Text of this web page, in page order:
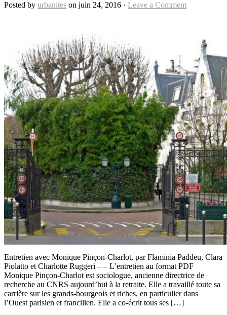
Posted by urbanites on juin 24, 2016 · Leave a Comment
Entretien avec Monique Pinçon-Charlot, par Flaminia Paddeu, Clara
Piolatto et Charlotte Ruggeri – – L’entretien au format PDF
Monique Pinçon-Charlot est sociologue, ancienne directrice de
recherche au CNRS aujourd’hui à la retraite. Elle a travaillé toute sa
carrière sur les grands-bourgeois et riches, en particulier dans
l’Ouest parisien et francilien. Elle a co-écrit tous ses […]